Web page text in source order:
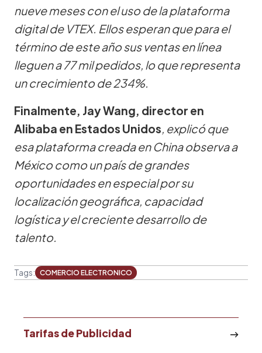
nueve meses con el uso de la plataforma
digital de VTEX. Ellos esperan que para el
término de este año sus ventas en línea
lleguen a 77 mil pedidos, lo que representa
un crecimiento de 234%.
Finalmente, Jay Wang, director en
Alibaba en Estados Unidos, explicó que
esa plataforma creada en China observa a
México como un país de grandes
oportunidades en especial por su
localización geográfica, capacidad
logística y el creciente desarrollo de
talento.
Tags: COMERCIO ELECTRONICO
Tarifas de Publicidad